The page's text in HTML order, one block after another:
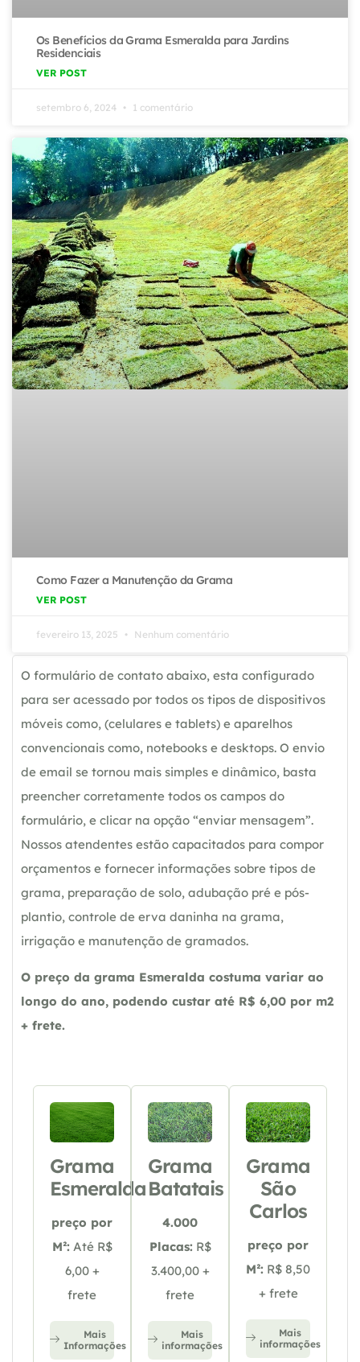
Os Benefícios da Grama Esmeralda para Jardins
Residenciais
VER POST
setembro 6, 2024 1 comentário
Como Fazer a Manutenção da Grama
VER POST
fevereiro 13, 2025 Nenhum comentário
O formulário de contato abaixo, esta configurado
para ser acessado por todos os tipos de dispositivos
móveis como, (celulares e tablets) e aparelhos
convencionais como, notebooks e desktops. O envio
de email se tornou mais simples e dinâmico, basta
preencher corretamente todos os campos do
formulário, e clicar na opção “enviar mensagem”.
Nossos atendentes estão capacitados para compor
orçamentos e fornecer informações sobre tipos de
grama, preparação de solo, adubação pré e pós-
plantio, controle de erva daninha na grama,
irrigação e manutenção de gramados.
O preço da grama Esmeralda costuma variar ao
longo do ano, podendo custar até R$ 6,00 por m2
+ frete.
Grama
Esmeralda
preço por
M²: Até R$
6,00 +
frete
Mais
Informações
Grama
Batatais
4.000
Placas: R$
3.400,00 +
frete
Mais
informações
Grama
São
Carlos
preço por
M²: R$ 8,50
+ frete
Mais
informações